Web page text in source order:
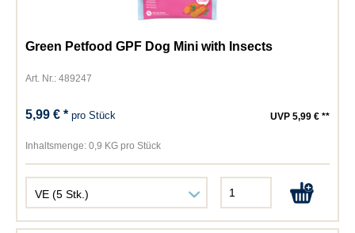
Green Petfood GPF Dog Mini with Insects
Art. Nr.: 489247
5,99 € *pro Stück UVP 5,99 € **
Inhaltsmenge: 0,9 KG pro Stück